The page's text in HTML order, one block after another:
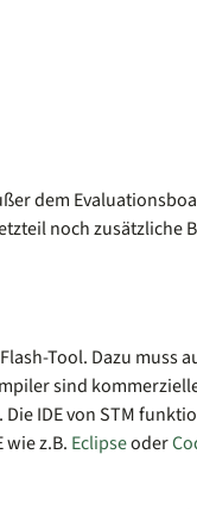
dem
noch zusätzliche
Tool. Dazu muss
sind
IDE von STM
z.B. Eclipseoder